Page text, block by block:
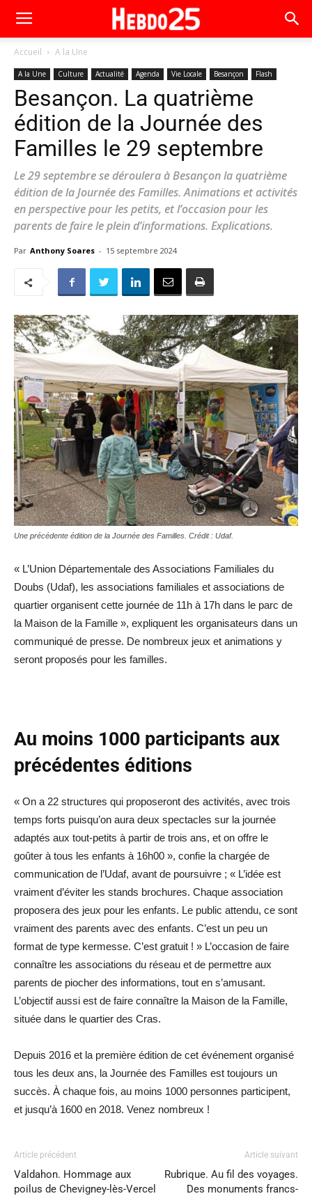
Accueil A la Une
A la Une Culture Actualité Agenda Vie Locale Besançon Flash
Besançon. La quatrième
édition de la Journée des
Familles le 29 septembre
Le 29 septembre se déroulera à Besançon la quatrième
édition de la Journée des Familles. Animations et activités
en perspective pour les petits, et l’occasion pour les
parents de faire le plein d’informations. Explications.
Par Anthony Soares - 15 septembre 2024
Une précédente édition de la Journée des Familles. Crédit : Udaf.
« L’Union Départementale des Associations Familiales du
Doubs (Udaf), les associations familiales et associations de
quartier organisent cette journée de 11h à 17h dans le parc de
la Maison de la Famille », expliquent les organisateurs dans un
communiqué de presse. De nombreux jeux et animations y
seront proposés pour les familles.
Au moins 1000 participants aux
précédentes éditions
« On a 22 structures qui proposeront des activités, avec trois
temps forts puisqu’on aura deux spectacles sur la journée
adaptés aux tout-petits à partir de trois ans, et on offre le
goûter à tous les enfants à 16h00 », confie la chargée de
communication de l’Udaf, avant de poursuivre ; « L’idée est
vraiment d’éviter les stands brochures. Chaque association
proposera des jeux pour les enfants. Le public attendu, ce sont
vraiment des parents avec des enfants. C’est un peu un
format de type kermesse. C’est gratuit ! » L’occasion de faire
connaître les associations du réseau et de permettre aux
parents de piocher des informations, tout en s’amusant.
L’objectif aussi est de faire connaître la Maison de la Famille,
située dans le quartier des Cras.
Depuis 2016 et la première édition de cet événement organisé
tous les deux ans, la Journée des Familles est toujours un
succès. À chaque fois, au moins 1000 personnes participent,
et jusqu’à 1600 en 2018. Venez nombreux !
Article précédent
Valdahon. Hommage aux
poilus de Chevigney-lès-Vercel
Article suivant
Rubrique. Au fil des voyages.
Des monuments francs-